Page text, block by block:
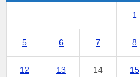
1
5 6 7 8
12 13 14 15